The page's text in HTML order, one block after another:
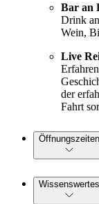
Bar an
Drink
Wein,
Live
der
Fahrt
Öffnungszeiten
Wissenswertes